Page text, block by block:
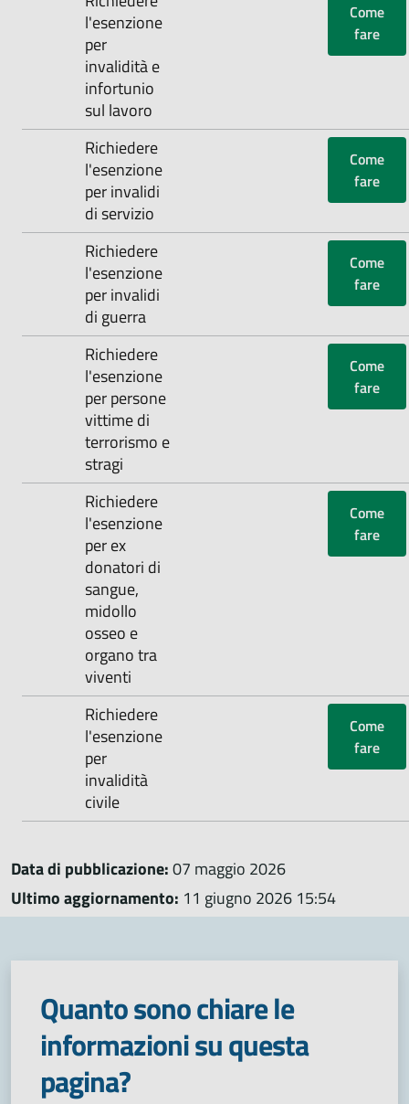
l'esenzione
per
invalidità e
infortunio
sul lavoro
Come
fare
‌Richiedere
l'esenzione
per invalidi
di servizio
Come
fare
‌Richiedere
l'esenzione
per invalidi
di guerra
Come
fare
‌Richiedere
l'esenzione
per persone
vittime di
terrorismo e
stragi
Come
fare
‌Richiedere
l'esenzione
per ex
donatori di
sangue,
midollo
osseo e
organo tra
viventi
Come
fare
‌Richiedere
l'esenzione
per
invalidità
civile
Come
fare
Data di pubblicazione:07 maggio 2026
Ultimo aggiornamento: 11 giugno 2026 15:54
Quanto sono chiare le
informazioni su questa
pagina?